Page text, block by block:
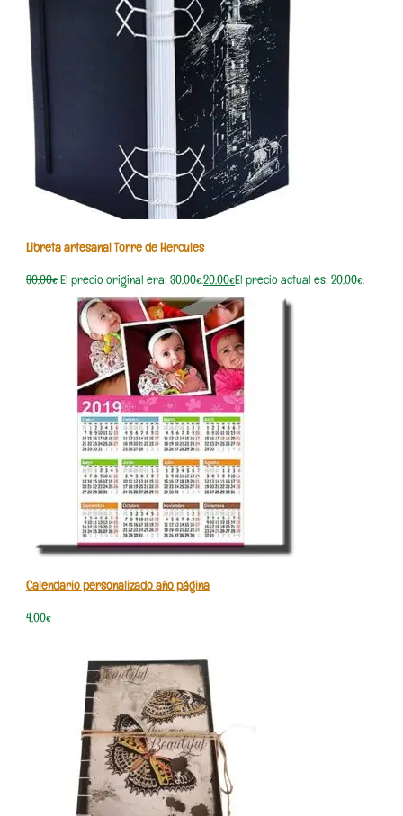
Libreta artesanal Torre de Hercules
30,00€El precio original era: 30,00€.20,00€El precio actual es: 20,00€.
Calendario personalizado año página
4,00€